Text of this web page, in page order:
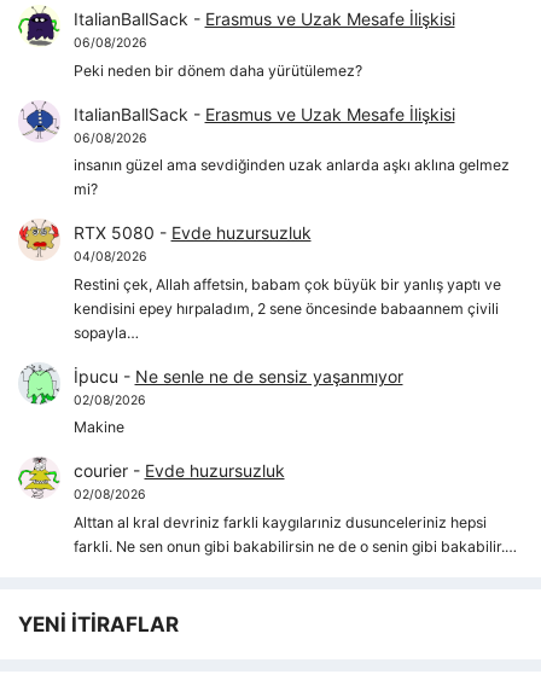
ItalianBallSack - Erasmus ve Uzak Mesafe İlişkisi
06/08/2026
Peki neden bir dönem daha yürütülemez?
ItalianBallSack - Erasmus ve Uzak Mesafe İlişkisi
06/08/2026
insanın güzel ama sevdiğinden uzak anlarda aşkı aklına gelmez
mi?
RTX 5080 - Evde huzursuzluk
04/08/2026
Restini çek, Allah affetsin, babam çok büyük bir yanlış yaptı ve
kendisini epey hırpaladım, 2 sene öncesinde babaannem çivili
sopayla…
İpucu - Ne senle ne de sensiz yaşanmıyor
02/08/2026
Makine
courier- Evde huzursuzluk
02/08/2026
Alttan al kral devriniz farkli kaygılarıniz dusunceleriniz hepsi
farkli. Ne sen onun gibi bakabilirsin ne de o senin gibi bakabilir.…
YENİ İTİRAFLAR